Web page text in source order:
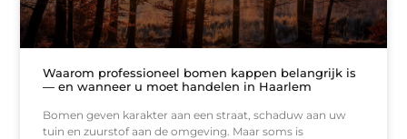
Waarom professioneel bomen kappen belangrijk is
— en wanneer u moet handelen in Haarlem
Bomen geven karakter aan een straat, schaduw aan uw
tuin en zuurstof aan de omgeving. Maar soms is